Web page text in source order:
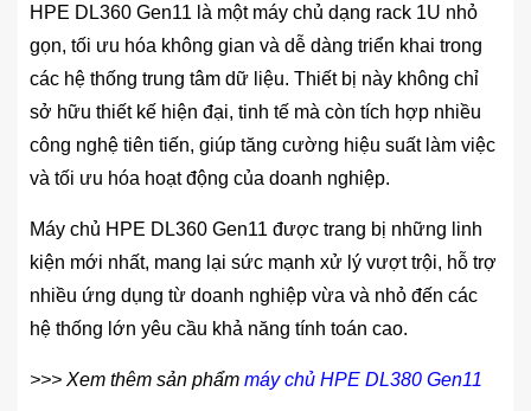
HPE DL360 Gen11 là một máy chủ dạng rack 1U nhỏ
gọn, tối ưu hóa không gian và dễ dàng triển khai trong
các hệ thống trung tâm dữ liệu. Thiết bị này không chỉ
sở hữu thiết kế hiện đại, tinh tế mà còn tích hợp nhiều
công nghệ tiên tiến, giúp tăng cường hiệu suất làm việc
và tối ưu hóa hoạt động của doanh nghiệp.
Máy chủ HPE DL360 Gen11 được trang bị những linh
kiện mới nhất, mang lại sức mạnh xử lý vượt trội, hỗ trợ
nhiều ứng dụng từ doanh nghiệp vừa và nhỏ đến các
hệ thống lớn yêu cầu khả năng tính toán cao.
>>> Xem thêm sản phẩm máy chủ HPE DL380 Gen11